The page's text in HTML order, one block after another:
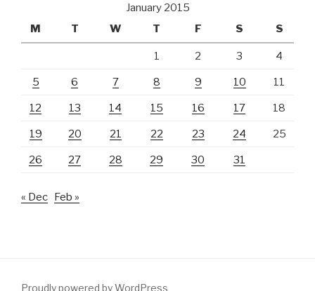
January 2015
M
T W T F S S
1 2 3 4
5 6 7 8 9 10 11
12 13 14 15 16 17 18
19 20 21 22 23 24 25
26 27 28 29 30 31
« Dec Feb »
Proudly powered by WordPress